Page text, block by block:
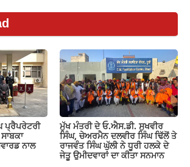
ਪ੍ਰੈਪਰੇਟਰੀ
ਨਾਲ
ਮੁੱਖ ਮੰਤਰੀ ਦੇ ਓ.ਐਸ.ਡੀ. ਸੁਖਵੀਰ
ਸਿੰਘ, ਚੇਅਰਮੈਨ ਦਲਵੀਰ ਸਿੰਘ ਢਿੱਲੋਂ ਤੇ
ਰਾਜਵੰਤ ਸਿੰਘ ਘੁੱਲੀ ਨੇ ਧੂਰੀ ਹਲਕੇ ਦੇ
ਜੇਤੂ ਉਮੀਦਵਾਰਾਂ ਦਾ ਕੀਤਾ ਸਨਮਾਨ